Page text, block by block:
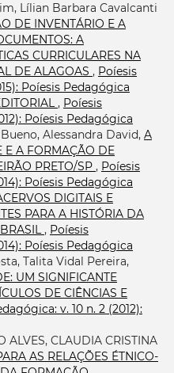
Lílian Barbara Cavalcanti
DE INVENTÁRIO E A
A
CURRICULARES NA
DE ALAGOAS , Poíesis
Poíesis Pedagógica
, Poíesis
Poíesis Pedagógica
Alessandra David, A
E A FORMAÇÃO DE
PRETO/SP , Poíesis
Poíesis Pedagógica
DIGITAIS E
PARA A HISTÓRIA DA
, Poíesis
Poíesis Pedagógica
Talita Vidal Pereira,
UM SIGNIFICANTE
DE CIÊNCIAS E
v. 10 n. 2 (2012):
ALVES, CLAUDIA CRISTINA
AS RELAÇÕES ÉTNICO-